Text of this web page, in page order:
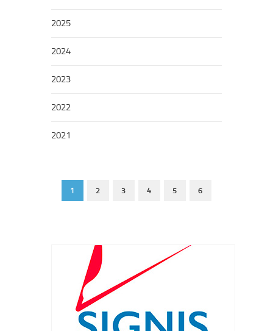
2025
2024
2023
2022
2021
1 2 3 4 5 6